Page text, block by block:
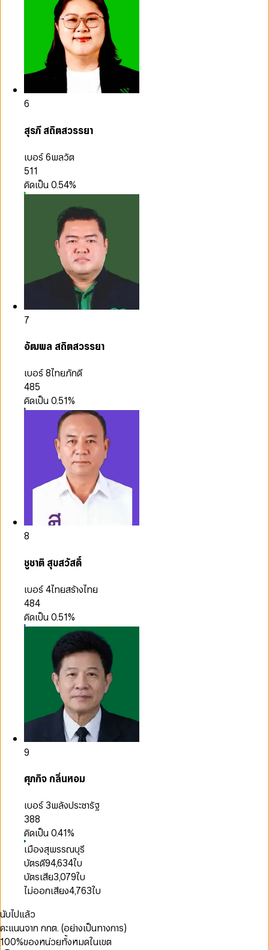
6
สุรภี สถิตสวรรยา
เบอร์ 6พลวัต
511
คิดเป็น0.54%
7
อัฒพล สถิตสวรรยา
เบอร์ 8ไทยภักดี
485
คิดเป็น0.51%
8
ชูชาติ สุขสวัสดิ์
เบอร์ 4ไทยสร้างไทย
484
คิดเป็น0.51%
9
ศุภกิจ กลิ่นหอม
เบอร์ 3พลังประชารัฐ
388
คิดเป็น0.41%
เมืองสุพรรณบุรี
บัตรดี94,634ใบ
บัตรเสีย3,079ใบ
ไม่ออกเสียง4,763ใบ
นับไปแล้ว
คะแนนจาก กกต. (อย่างเป็นทางการ)
100%ของหน่วยทั้งหมดในเขต